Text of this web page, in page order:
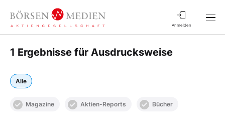
Anmelden
1 Ergebnisse für Ausdrucksweise
Alle
Magazine Aktien-Reports Bücher